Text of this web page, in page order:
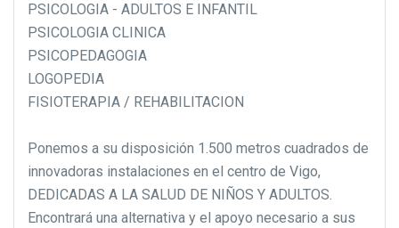
PSICOLOGIA - ADULTOS E INFANTIL
PSICOLOGIA CLINICA
PSICOPEDAGOGIA
LOGOPEDIA
FISIOTERAPIA / REHABILITACION
Ponemos a su disposición 1.500 metros cuadrados de
innovadoras instalaciones en el centro de Vigo,
DEDICADAS A LA SALUD DE NIÑOS Y ADULTOS.
Encontrará una alternativa y el apoyo necesario a sus